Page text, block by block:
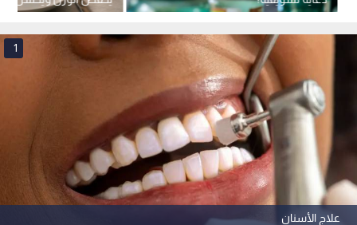
علاج الأسنان
1